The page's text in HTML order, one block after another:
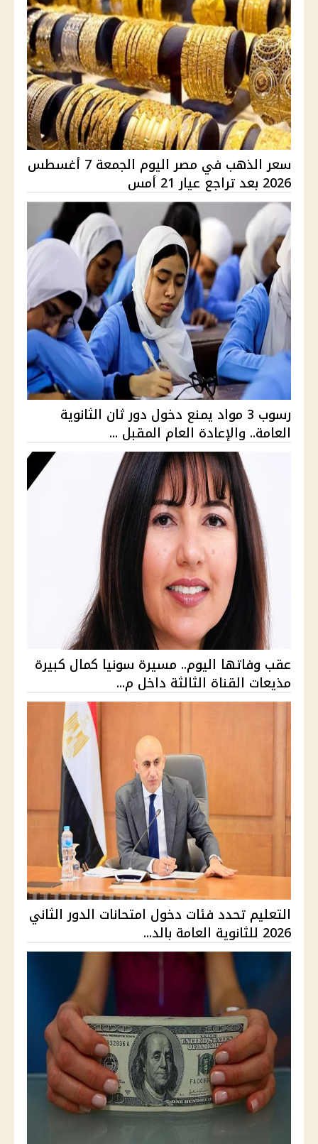
سعر الذهب في مصر اليوم الجمعة 7 أغسطس
2026 بعد تراجع عيار 21 أمس
رسوب 3 مواد يمنع دخول دور ثان الثانوية
العامة.. والإعادة العام المقبل ...
عقب وفاتها اليوم.. مسيرة سونيا كمال كبيرة
مذيعات القناة الثالثة داخل م...
التعليم تحدد فئات دخول امتحانات الدور الثاني
2026 للثانوية العامة بالد...